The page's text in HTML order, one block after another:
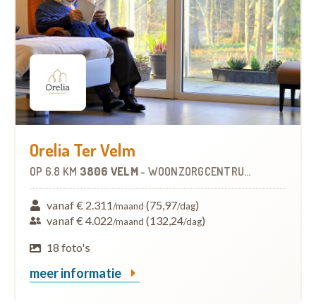
Orelia Ter Velm
OP 6.8 KM 3806 VELM - WOONZORGCENTRUM (WZC)
vanaf € 2.311/maand (75,97/dag)
vanaf € 4.022/maand (132,24/dag)
18 foto's
meer informatie